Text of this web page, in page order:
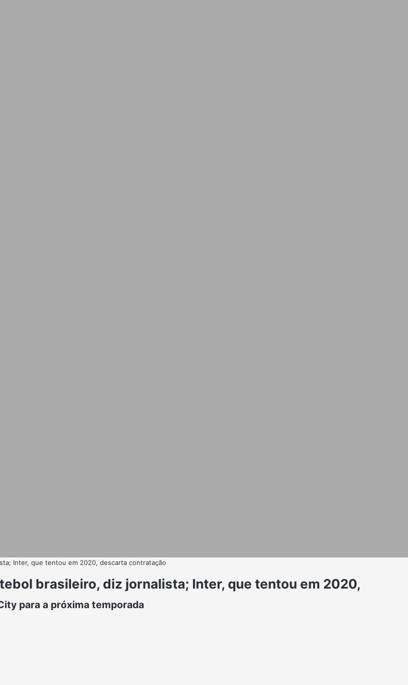
Inter, que tentou em 2020, descarta contratação
brasileiro, diz jornalista; Inter, que tentou em 2020,
para a próxima temporada